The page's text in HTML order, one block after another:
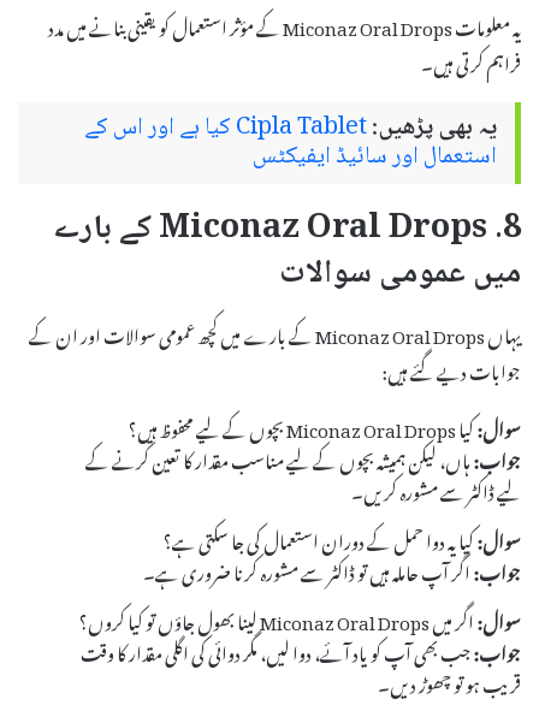
یہ معلومات Miconaz Oral Drops کے مؤثر استعمال کو یقینی بنانے میں مدد
فراہم کرتی ہیں۔
یہ بھی پڑھیں: Cipla Tablet کیا ہے اور اس کے
استعمال اور سائیڈ ایفیکٹس
8. Miconaz Oral Drops کے بارے
میں عمومی سوالات
یہاں Miconaz Oral Drops کے بارے میں کچھ عمومی سوالات اور ان کے
جوابات دیے گئے ہیں:
سوال:کیا Miconaz Oral Drops بچوں کے لیے محفوظ ہیں؟
جواب:ہاں، لیکن ہمیشہ بچوں کے لیے مناسب مقدار کا تعین کرنے کے
لیے ڈاکٹر سے مشورہ کریں۔
سوال:کیا یہ دوا حمل کے دوران استعمال کی جا سکتی ہے؟
جواب:اگر آپ حاملہ ہیں تو ڈاکٹر سے مشورہ کرنا ضروری ہے۔
سوال:اگر میں Miconaz Oral Drops لینا بھول جاؤں تو کیا کروں؟
جواب:جب بھی آپ کو یاد آئے، دوا لیں، مگر دوائی کی اگلی مقدار کا وقت
قریب ہو تو چھوڑ دیں۔